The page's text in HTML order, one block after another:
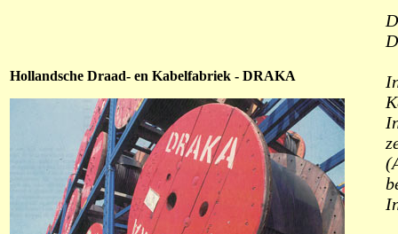
Hollandsche Draad- en Kabelfabriek - DRAKA